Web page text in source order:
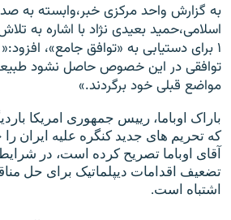
به گزارش واحد مرکزی خبر،وابسته به
۱ برای دستيابی به «توافق جامع»،
توافقی در اين خصوص حاصل نشود
مواضع قبلی خود برگردند.»
باراک اوباما، رييس جمهوری امريکا
که تحريم های جديد کنگره عليه ايران
آقای اوباما تصريح کرده است، در
تضعيف اقدامات ديپلماتيک برای حل
اشتباه است.